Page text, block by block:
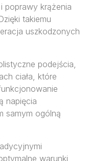
poprawy krążenia
takiemu
uszkodzonych
podejścia,
ciała, które
napięcia
samym ogólną
warunki